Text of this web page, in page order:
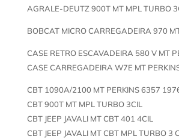
AGRALE-DEUTZ 900T MT MPL TURBO
BOBCAT MICRO CARREGADEIRA 970
CASE RETRO ESCAVADEIRA 580 V MT
CASE CARREGADEIRA W7E MT
CBT 1090A/2100 MT PERKINS 6357
CBT 900T MT MPL TURBO 3CIL
CBT JEEP JAVALI MT CBT 401 4CIL
CBT JEEP JAVALI MT CBT MPL TURBO 3